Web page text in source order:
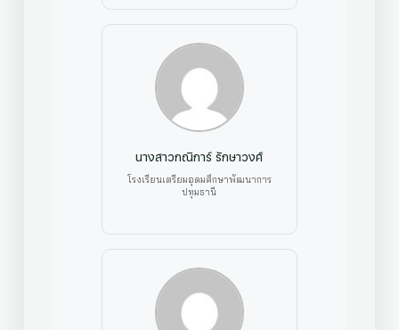
นางสาวกณิการ์ รักษาวงศ์
โรงเรียนเตรียมอุดมศึกษาพัฒนาการ
ปทุมธานี